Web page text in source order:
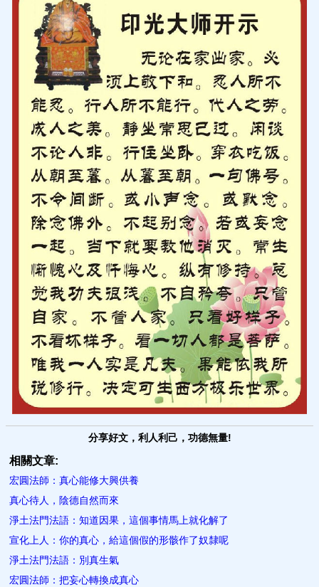
分享好文，利人利己，功德無量!
相關文章:
宏圓法師：真心能修大興供養
真心待人，陰德自然而來
淨土法門法語：知道因果，這個事情馬上就化解了
宣化上人：你的真心，給這個假的形骸作了奴隸呢
淨土法門法語：別真生氣
宏圓法師：把妄心轉換成真心